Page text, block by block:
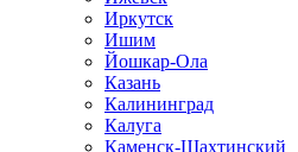
Иркутск
Ишим
Йошкар-Ола
Казань
Калининград
Калуга
Каменск-Шахтинский